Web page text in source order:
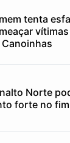
tenta
Canoinhas
Norte
forte no fim